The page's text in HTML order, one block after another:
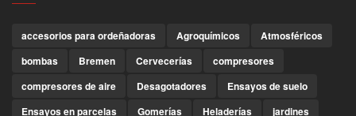
accesorios para ordeñadoras Agroquímicos
Atmosféricos
bombas
Bremen Cervecerías
compresores
compresores de aire
Desagotadores
Ensayos de suelo
Ensayos en parcelas
Gomerías Heladerías
jardines